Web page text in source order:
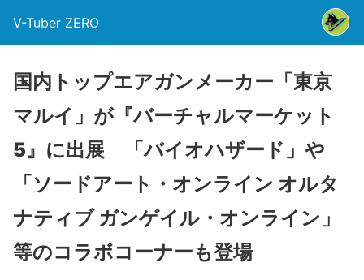
V-Tuber ZERO
国内トップエアガンメーカー「東京
マルイ」が『バーチャルマーケット
5』に出展 「バイオハザード」や
「ソードアート・オンライン オルタ
ナティブ ガンゲイル・オンライン」
等のコラボコーナーも登場